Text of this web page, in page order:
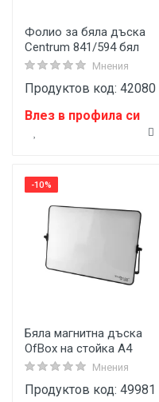
Фолио за бяла дъска
Centrum 841/594 бял
Мнения
Продуктов код: 42080
Влез в профила си
-10%
Бяла магнитна дъска
OfBox на стойка A4
Мнения
Продуктов код: 49981